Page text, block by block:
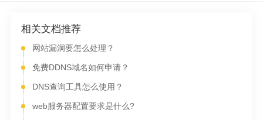
相关文档推荐
网站漏洞要怎么处理？
免费DDNS域名如何申请？
DNS查询工具怎么使用？
web服务器配置要求是什么?